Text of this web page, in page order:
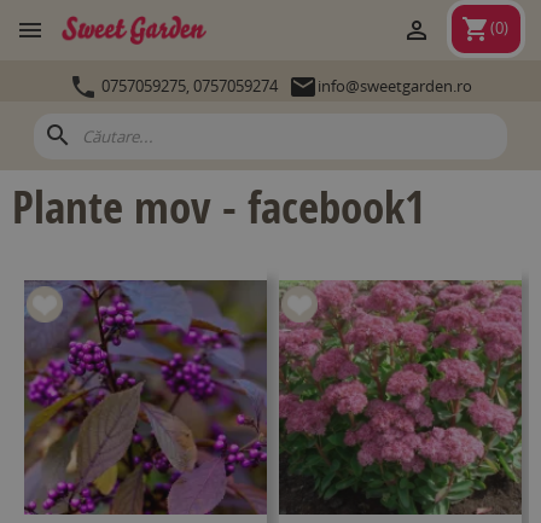
 shopping_cart(0)

 0757059275, 0757059274 info@sweetgarden.ro
search
Plante mov - facebook1